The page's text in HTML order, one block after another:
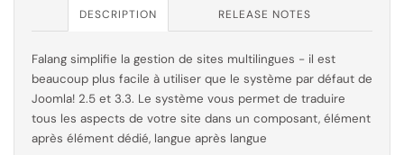
DESCRIPTION RELEASE NOTES
Falang simplifie la gestion de sites multilingues - il est
beaucoup plus facile à utiliser que le système par défaut de
Joomla! 2.5 et 3.3. Le système vous permet de traduire
tous les aspects de votre site dans un composant, élément
après élément dédié, langue après langue